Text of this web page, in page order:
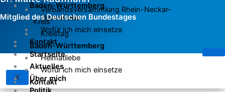
Baden-Württemberg
Heimatliebe
Wofür ich mich einsetze
Kontakt
X
Verbandsversammlung Rhein-Neckar-
Kreis
Kreistag
Baden-Württemberg
Heimatliebe
Wofür ich mich einsetze
Kontakt
Mitglied des Deutschen Bundestages
Startseite
Aktuelles
Über mich